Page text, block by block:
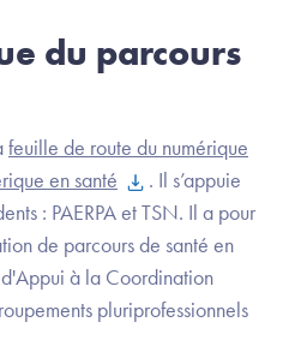
du parcours
feuille de route du numérique
en santé
. Il s’appuie
: PAERPA et TSN. Il a pour
de parcours de santé en
à la Coordination
pluriprofessionnels